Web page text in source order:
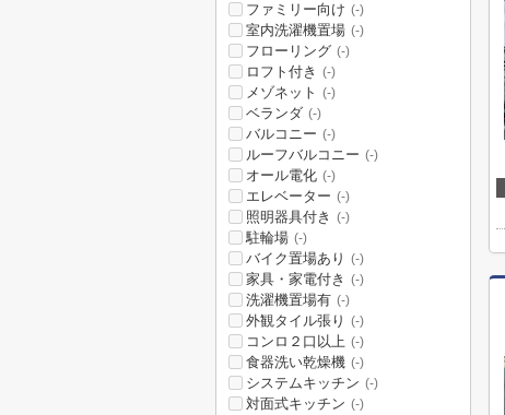
ファミリー向け (-)
室内洗濯機置場 (-)
フローリング (-)
ロフト付き (-)
メゾネット (-)
ベランダ (-)
バルコニー (-)
ルーフバルコニー (-)
オール電化 (-)
エレベーター (-)
照明器具付き (-)
駐輪場 (-)
バイク置場あり (-)
家具・家電付き (-)
洗濯機置場有 (-)
外観タイル張り (-)
コンロ２口以上 (-)
食器洗い乾燥機 (-)
システムキッチン (-)
対面式キッチン (-)